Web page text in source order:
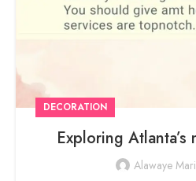
DECORATION
Exploring
Alawaye